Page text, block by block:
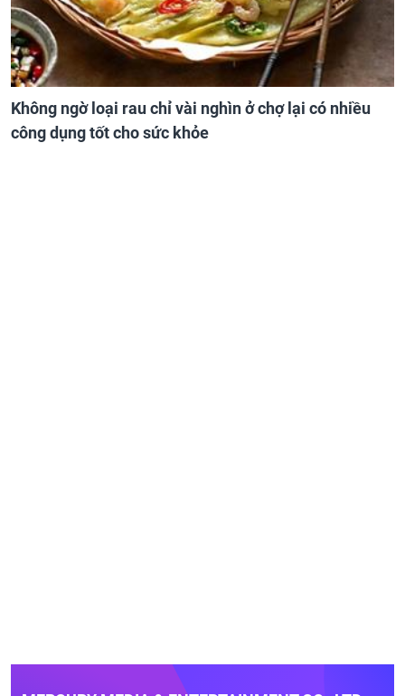
Không ngờ loại rau chỉ vài nghìn ở chợ lại có nhiều
công dụng tốt cho sức khỏe